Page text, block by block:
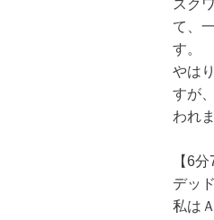
スク
て、
す。
やは
すが
われ
【6分
デッ
私は